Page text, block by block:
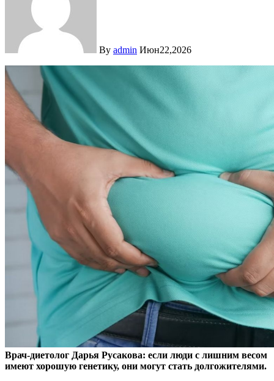
By admin Июн22,2026
Врач-диетолог Дарья Русакова: если люди с лишним весом
имеют хорошую генетику, они могут стать долгожителями.